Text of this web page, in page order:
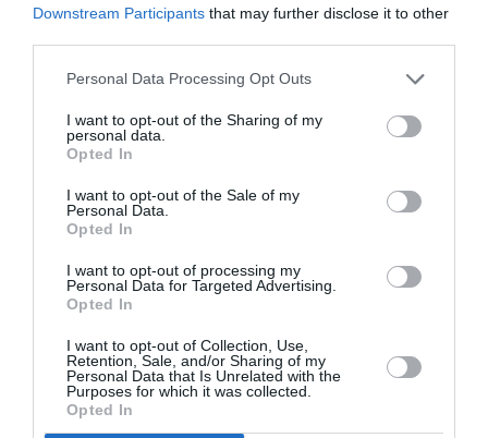
Downstream Participants that may further disclose it to other
Personal Data Processing Opt Outs
I want to opt-out of the Sharing of my
personal data.
Opted In
I want to opt-out of the Sale of my
Personal Data.
Opted In
I want to opt-out of processing my
Personal Data for Targeted Advertising.
Opted In
I want to opt-out of Collection, Use,
Retention, Sale, and/or Sharing of my
Personal Data that Is Unrelated with the
Purposes for which it was collected.
Opted In
HBlake Livelyκαι ο Ryan Reynolds παρέλειψαν
να εμφανιστούν στο Met Gala για μία ακόμα
χρονιά, ακολουθώντας το παράδειγμα της καλής
τους φίληςTaylor Swift, η οποία δεν υπέκυψε
στις πιέσεις της διοργάνωσης να δώσει το παρών.
Τέλος, από το Met Gala έλειπε και η
Billie Eilish,
οποία είναι γνωστή για τις εκκεντρικές της
εμφανίσεις και σίγουρα θα είχε πολύ
ενδιαφέρον να δούμε πώς θα ερμήνευε με το
outfit της το θέμα «Ο Κήπος του Χρόνου».
μπορείτε να δείτε μερικές από τις πιο
εντυπωσιακές εμφανίσεις της βραδιάς.